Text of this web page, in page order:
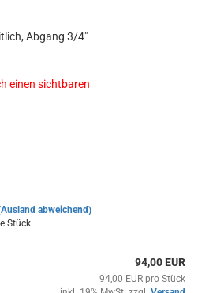
Abgang 3/4"
einen sichtbaren
abweichend)
Stück
94,00 EUR
94,00 EUR pro Stück